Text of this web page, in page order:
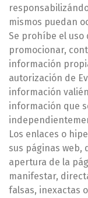
mismos puedan
Se prohíbe el uso
promocionar,
información
autorización de
información
información que
Los enlaces o
sus páginas web,
apertura de la
manifestar,
falsas, inexactas